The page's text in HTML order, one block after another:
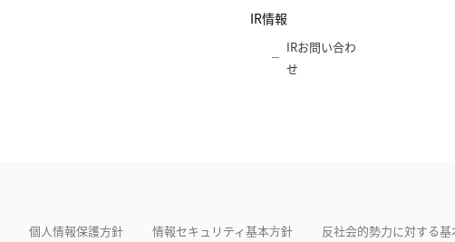
IR情報
IRお問い合わ
せ
個人情報保護方針 情報セキュリティ基本⽅針 反社会的勢力に対する基